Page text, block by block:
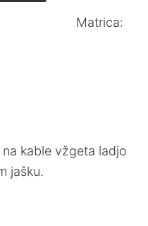
Matrica:
kable vžgeta ladjo
jašku.